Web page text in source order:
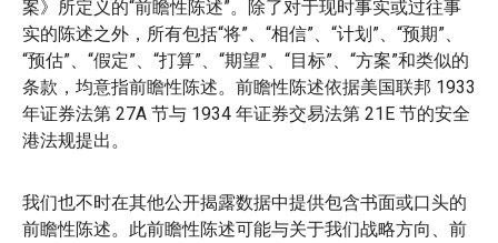
案》所定义的“前瞻性陈述”。除了对于现时事实或过往事
实的陈述之外，所有包括“将”、“相信”、“计划”、“预期”、
“预估”、“假定”、“打算”、“期望”、“目标”、“方案”和类似的
条款，均意指前瞻性陈述。前瞻性陈述依据美国联邦 1933
年证券法第 27A 节与 1934 年证券交易法第 21E 节的安全
港法规提出。
我们也不时在其他公开揭露数据中提供包含书面或口头的
前瞻性陈述。此前瞻性陈述可能与关于我们战略方向、前